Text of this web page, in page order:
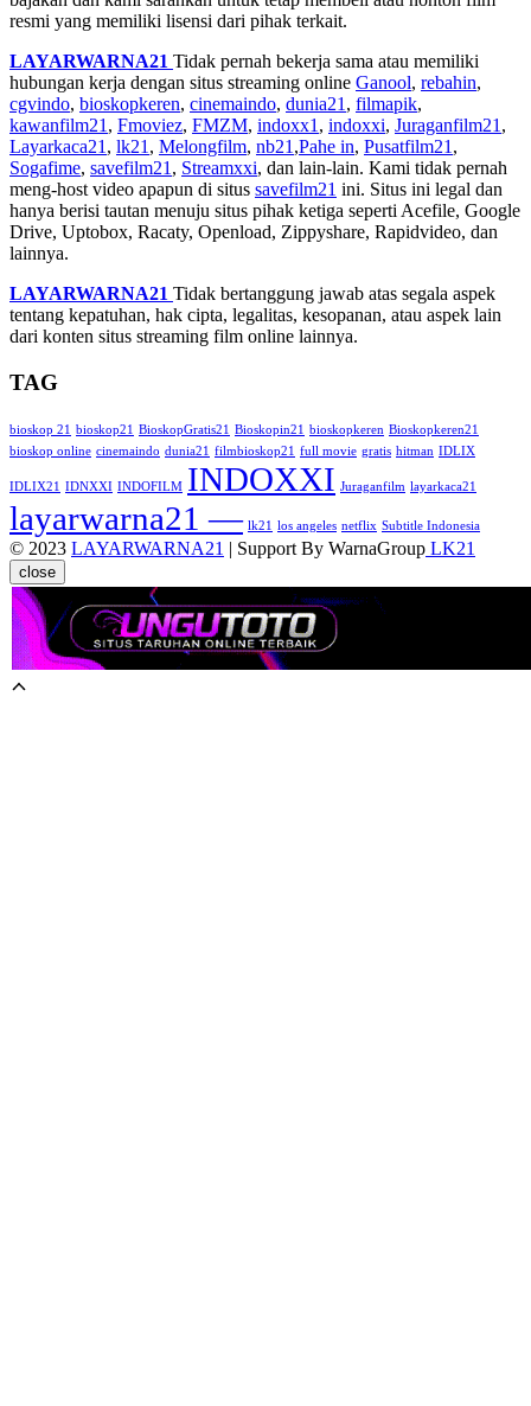
resmi yang memiliki lisensi dari pihak terkait.
LAYARWARNA21 Tidak pernah bekerja sama atau memiliki
hubungan kerja dengan situs streaming online Ganool, rebahin,
cgvindo, bioskopkeren, cinemaindo, dunia21 , filmapik,
kawanfilm21 , Fmoviez, FMZM, indoxx1 , indoxxi, Juraganfilm21 ,
Layarkaca21 , lk21 , Melongfilm, nb21 ,Pahe in, Pusatfilm21 ,
Sogafime, savefilm21 , Streamxxi, dan lain-lain. Kami tidak pernah
meng-host video apapun di situs savefilm21 ini. Situs ini legal dan
hanya berisi tautan menuju situs pihak ketiga seperti Acefile, Google
Drive, Uptobox, Racaty, Openload, Zippyshare, Rapidvideo, dan
lainnya.
LAYARWARNA21 Tidak bertanggung jawab atas segala aspek
tentang kepatuhan, hak cipta, legalitas, kesopanan, atau aspek lain
dari konten situs streaming film online lainnya.
TAG
bioskop 21 bioskop21 BioskopGratis21 Bioskopin21 bioskopkeren Bioskopkeren21
bioskop online cinemaindo dunia21 filmbioskop21 full movie gratis hitman IDLIX
IDLIX21 IDNXXI INDOFILM INDOXXI Juraganfilm layarkaca21
layarwarna21 — lk21 los angeles netflix Subtitle Indonesia
© 2023 LAYARWARNA21 | Support By WarnaGroup LK21
close